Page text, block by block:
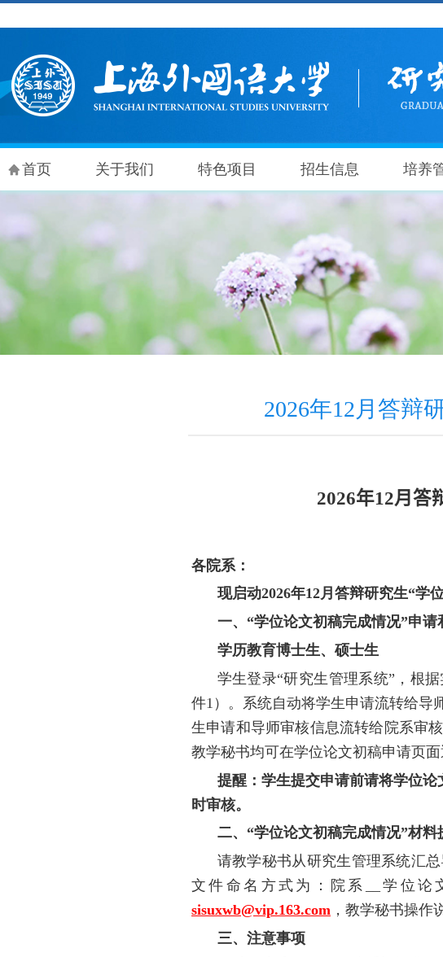
首页 关于我们 特色项目 招生信息 培养
2026年12月答辩
2026年12月答
各院系：
现启动2026年12月答辩研究生“学
一、“学位论文初稿完成情况”申请
学历教育博士生、硕士生
学生登录“研究生管理系统”，根
件1 ）。系统自动将学生申请流转给导
生申请和导师审核信息流转给院系审
教学秘书均可在学位论文初稿申请页
提醒：学生提交申请前请将学位
时审核。
二、“学位论文初稿完成情况”材料
请教学秘书从研究生管理系统汇
文件命名方式为：院系
学位论
sisuxwb@vip.163.com ，教学秘书操作
三、注意事项